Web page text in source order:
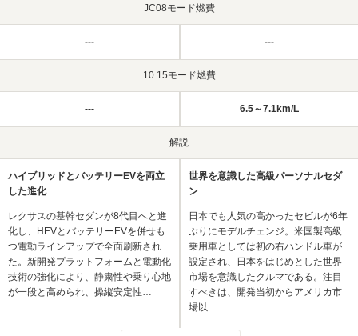
JC08モード燃費
--- ---
10.15モード燃費
--- 6.5～7.1km/L
解説
ハイブリッドとバッテリーEVを両立
した進化
レクサスの基幹セダンが8代目へと進
化し、HEVとバッテリーEVを併せも
つ電動ラインアップで全面刷新され
た。新開発プラットフォームと電動化
技術の強化により、静粛性や乗り心地
が一段と高められ、操縦安定性…
世界を意識した高級パーソナルセダ
ン
日本でも人気の高かったセビルが6年
ぶりにモデルチェンジ。米国製高級
乗用車としては初の右ハンドル車が
設定され、日本をはじめとした世界
市場を意識したクルマである。注目
すべきは、開発当初からアメリカ市
場以…